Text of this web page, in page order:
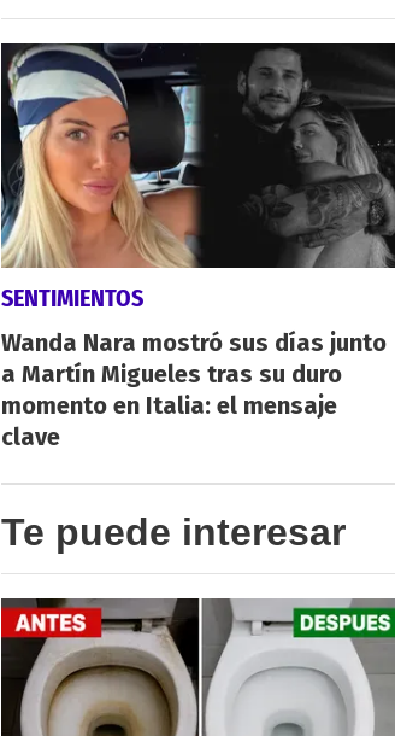
SENTIMIENTOS
Wanda Nara mostró sus días junto
a Martín Migueles tras su duro
momento en Italia: el mensaje
clave
Te puede interesar